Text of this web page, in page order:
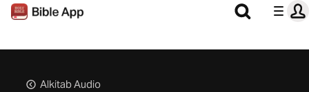
Alkitab Audio